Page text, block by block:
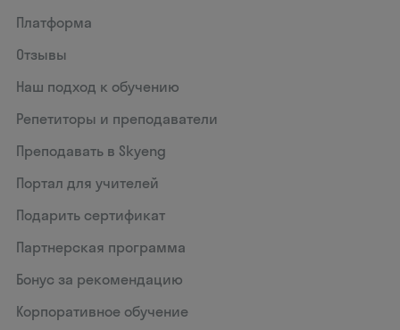
Платформа
Отзывы
Наш подход к обучению
Репетиторы и преподаватели
Преподавать в Skyeng
Портал для учителей
Подарить сертификат
Партнерская программа
Бонус за рекомендацию
Корпоративное обучение